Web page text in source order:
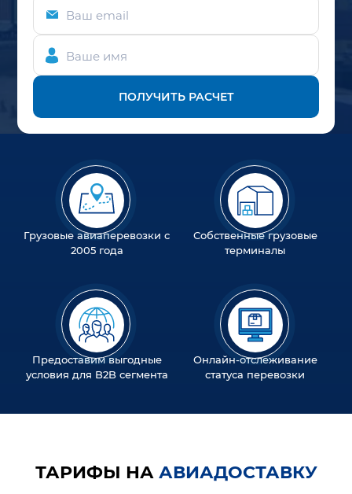
Ваш email
Ваше имя
ПОЛУЧИТЬ РАСЧЕТ
Грузовые авиаперевозки с
2005 года
Собственные грузовые
терминалы
Предоставим выгодные
условия для B2B сегмента
Онлайн-отслеживание
статуса перевозки
ТАРИФЫ НА АВИАДОСТАВКУ